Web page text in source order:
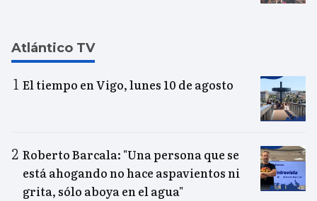
Atlántico TV
El tiempo en Vigo, lunes 10 de agosto
Roberto Barcala: "Una persona que se
está ahogando no hace aspavientos ni
grita, sólo aboya en el agua"